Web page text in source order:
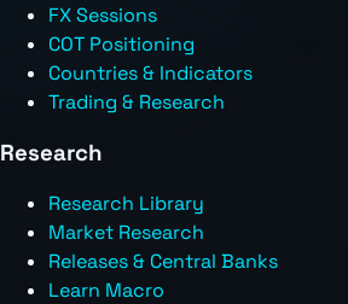
FX Sessions
COT Positioning
Countries & Indicators
Trading & Research
Research
Research Library
Market Research
Releases & Central Banks
Learn Macro